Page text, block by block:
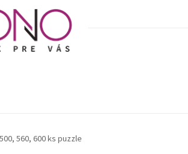
500, 560, 600 ks puzzle